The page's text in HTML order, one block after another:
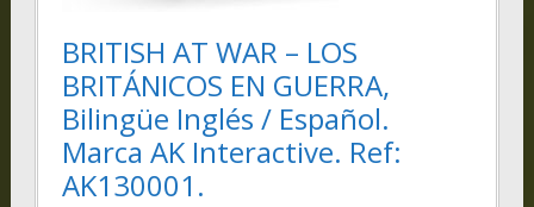
BRITISH AT WAR – LOS
BRITÁNICOS EN GUERRA,
Bilingüe Inglés / Español.
Marca AK Interactive. Ref:
AK130001.